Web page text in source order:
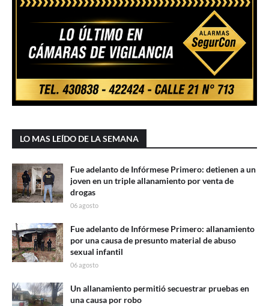
LO MAS LEÍDO DE LA SEMANA
Fue adelanto de Infórmese Primero: detienen a un
joven en un triple allanamiento por venta de
drogas
06 agosto
Fue adelanto de Infórmese Primero: allanamiento
por una causa de presunto material de abuso
sexual infantil
06 agosto
Un allanamiento permitió secuestrar pruebas en
una causa por robo